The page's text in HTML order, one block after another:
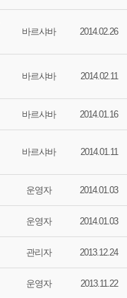
바르샤바 2014.02.26
바르샤바 2014.02.11
바르샤바 2014.01.16
바르샤바 2014.01.11
운영자 2014.01.03
운영자 2014.01.03
관리자 2013.12.24
운영자 2013.11.22